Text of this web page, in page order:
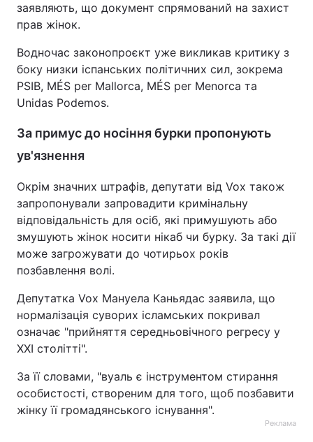
заявляють, що документ спрямований на захист
прав жінок.
Водночас законопроєкт уже викликав критику з
боку низки іспанських політичних сил, зокрема
PSIB, MÉS per Mallorca, MÉS per Menorca та
Unidas Podemos.
За примус до носіння бурки пропонують
ув'язнення
Окрім значних штрафів, депутати від Vox також
запропонували запровадити кримінальну
відповідальність для осіб, які примушують або
змушують жінок носити нікаб чи бурку. За такі дії
може загрожувати до чотирьох років
позбавлення волі.
Депутатка Vox Мануела Каньядас заявила, що
нормалізація суворих ісламських покривал
означає "прийняття середньовічного регресу у
XXI столітті".
За її словами, "вуаль є інструментом стирання
особистості, створеним для того, щоб позбавити
жінку її громадянського існування".
Реклама